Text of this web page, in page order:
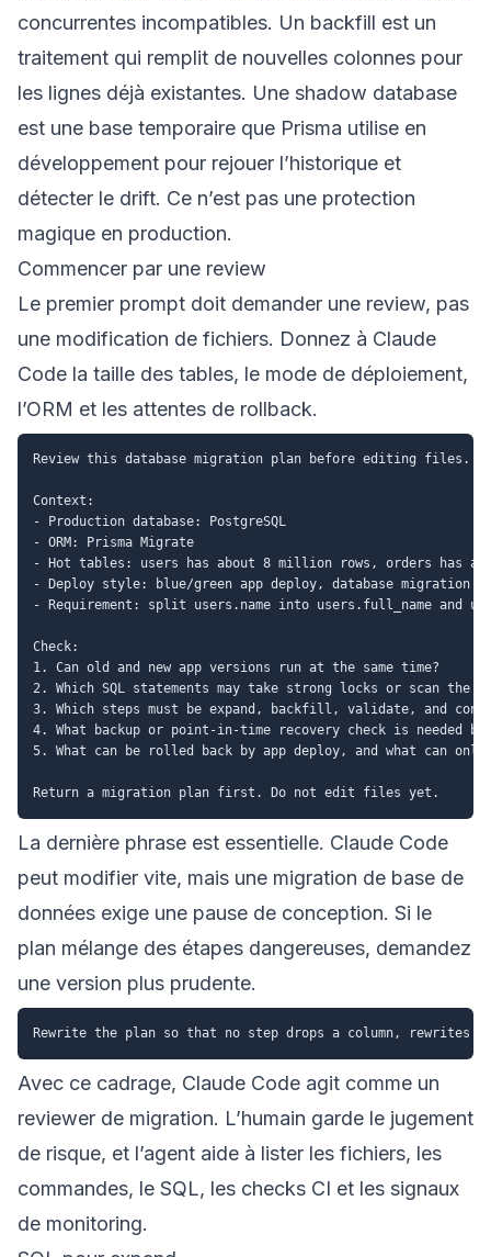
concurrentes incompatibles. Un backfill est un
traitement qui remplit de nouvelles colonnes pour
les lignes déjà existantes. Une shadow database
est une base temporaire que Prisma utilise en
développement pour rejouer l’historique et
détecter le drift. Ce n’est pas une protection
magique en production.
Commencer par une review
Le premier prompt doit demander une review, pas
une modification de fichiers. Donnez à Claude
Code la taille des tables, le mode de déploiement,
l’ORM et les attentes de rollback.
Review this database migration plan before editing files.
Context:
- Production database: PostgreSQL
- ORM: Prisma Migrate
- Hot tables: users has about 8 million rows, orders has
- Deploy style: blue/green app deploy, database migration
- Requirement: split users.name into users.full_name and
Check:
1. Can old and new app versions run at the same time?
2. Which SQL statements may take strong locks or scan the
3. Which steps must be expand, backfill, validate, and
4. What backup or point-in-time recovery check is needed
5. What can be rolled back by app deploy, and what can
La dernière phrase est essentielle. Claude Code
peut modifier vite, mais une migration de base de
données exige une pause de conception. Si le
plan mélange des étapes dangereuses, demandez
une version plus prudente.
Avec ce cadrage, Claude Code agit comme un
reviewer de migration. L’humain garde le jugement
de risque, et l’agent aide à lister les fichiers, les
commandes, le SQL, les checks CI et les signaux
de monitoring.